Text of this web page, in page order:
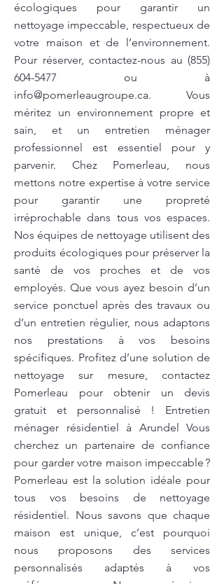
écologiques pour garantir un
nettoyage impeccable, respectueux de
votre maison et de l’environnement.
Pour réserver, contactez-nous au (855)
604-5477 ou à
info@pomerleaugroupe.ca. Vous
méritez un environnement propre et
sain, et un entretien ménager
professionnel est essentiel pour y
parvenir. Chez Pomerleau, nous
mettons notre expertise à votre service
pour garantir une propreté
irréprochable dans tous vos espaces.
Nos équipes de nettoyage utilisent des
produits écologiques pour préserver la
santé de vos proches et de vos
employés. Que vous ayez besoin d’un
service ponctuel après des travaux ou
d’un entretien régulier, nous adaptons
nos prestations à vos besoins
spécifiques. Profitez d’une solution de
nettoyage sur mesure, contactez
Pomerleau pour obtenir un devis
gratuit et personnalisé ! Entretien
ménager résidentiel à Arundel Vous
cherchez un partenaire de confiance
pour garder votre maison impeccable ?
Pomerleau est la solution idéale pour
tous vos besoins de nettoyage
résidentiel. Nous savons que chaque
maison est unique, c’est pourquoi
nous proposons des services
personnalisés adaptés à vos